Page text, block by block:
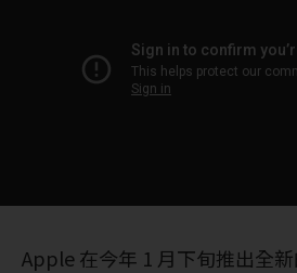
Apple 在今年 1 月下旬推出全